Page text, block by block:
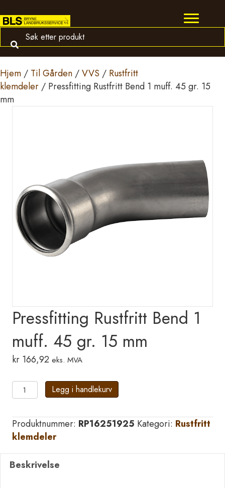
Hjem / Til Gården /VVS / Rustfritt
klemdeler / Pressfitting Rustfritt Bend 1 muff. 45 gr. 15
mm
Pressfitting Rustfritt Bend 1
muff. 45 gr. 15 mm
kr 166,92 eks. MVA
Pressfitting
Rustfritt
1
muff.
45
gr.
Legg i handlekurv
Produktnummer: RP16251925 Kategori: Rustfritt
klemdeler
Beskrivelse